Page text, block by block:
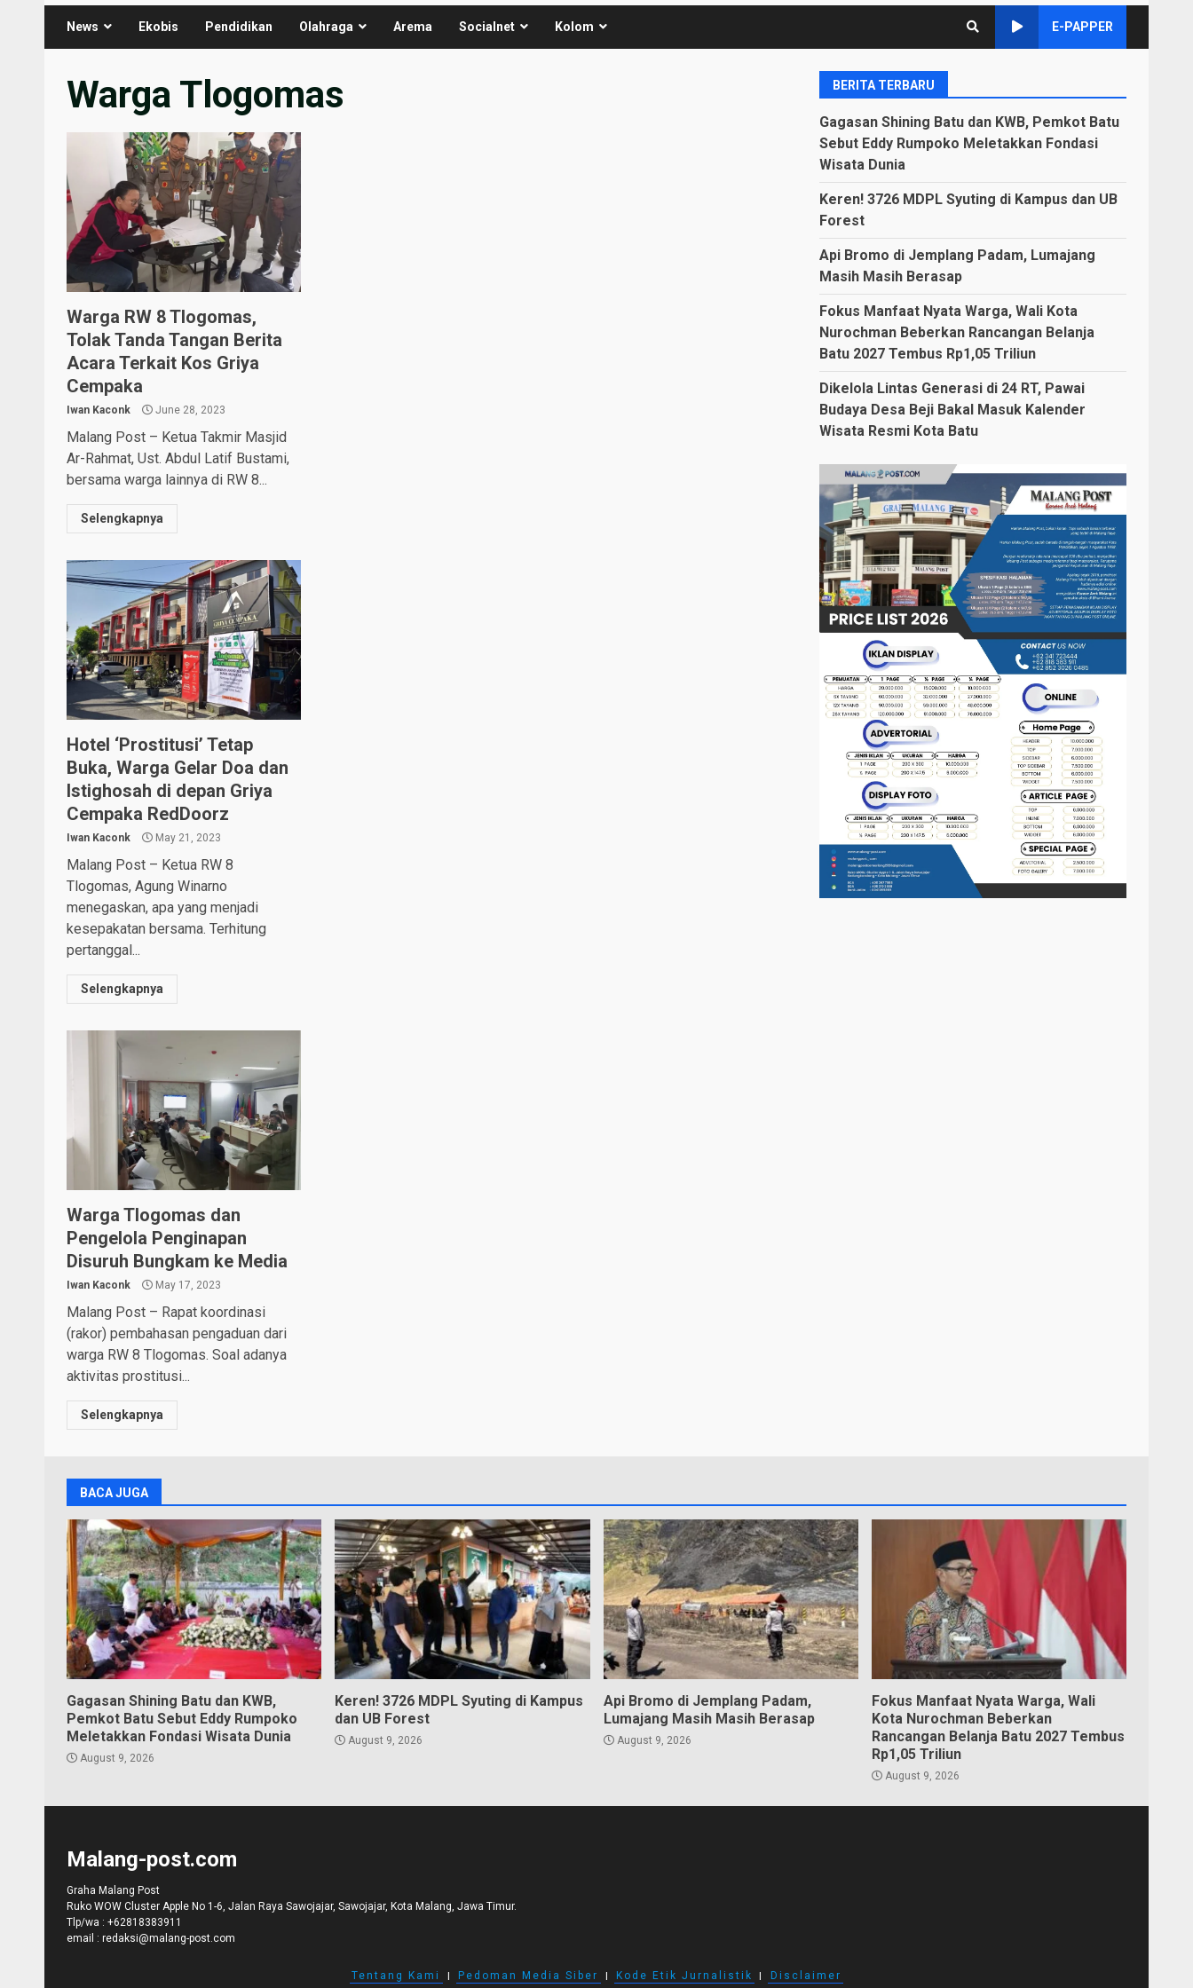
News Ekobis Pendidikan Olahraga Arema Socialnet Kolom E-PAPPER
Warga Tlogomas
Warga RW 8 Tlogomas,
Tolak Tanda Tangan Berita
Acara Terkait Kos Griya
Cempaka
Iwan Kaconk June 28, 2023
Malang Post – Ketua Takmir Masjid
Ar-Rahmat, Ust. Abdul Latif Bustami,
bersama warga lainnya di RW 8...
Selengkapnya
Hotel ‘Prostitusi’ Tetap
Buka, Warga Gelar Doa dan
Istighosah di depan Griya
Cempaka RedDoorz
Iwan Kaconk May 21, 2023
Malang Post – Ketua RW 8
Tlogomas, Agung Winarno
menegaskan, apa yang menjadi
kesepakatan bersama. Terhitung
pertanggal...
Selengkapnya
Warga Tlogomas dan
Pengelola Penginapan
Disuruh Bungkam ke Media
Iwan Kaconk May 17, 2023
Malang Post – Rapat koordinasi
(rakor) pembahasan pengaduan dari
warga RW 8 Tlogomas. Soal adanya
aktivitas prostitusi...
Selengkapnya
BERITA TERBARU
Gagasan Shining Batu dan KWB, Pemkot Batu
Sebut Eddy Rumpoko Meletakkan Fondasi
Wisata Dunia
Keren! 3726 MDPL Syuting di Kampus dan UB
Forest
Api Bromo di Jemplang Padam, Lumajang
Masih Masih Berasap
Fokus Manfaat Nyata Warga, Wali Kota
Nurochman Beberkan Rancangan Belanja
Batu 2027 Tembus Rp1,05 Triliun
Dikelola Lintas Generasi di 24 RT, Pawai
Budaya Desa Beji Bakal Masuk Kalender
Wisata Resmi Kota Batu
BACA JUGA
Gagasan Shining Batu dan KWB,
Pemkot Batu Sebut Eddy Rumpoko
Meletakkan Fondasi Wisata Dunia
August 9, 2026
Keren! 3726 MDPL Syuting di Kampus
dan UB Forest
August 9, 2026
Api Bromo di Jemplang Padam,
Lumajang Masih Masih Berasap
August 9, 2026
Fokus Manfaat Nyata Warga, Wali
Kota Nurochman Beberkan
Rancangan Belanja Batu 2027 Tembus
Rp1,05 Triliun
August 9, 2026
Malang-post.com
Graha Malang Post
Ruko WOW Cluster Apple No 1-6, Jalan Raya Sawojajar, Sawojajar, Kota Malang, Jawa Timur.
Tlp/wa : +62818383911
email : redaksi@malang-post.com
Tentang Kami I Pedoman Media Siber I Kode Etik Jurnalistik I Disclaimer